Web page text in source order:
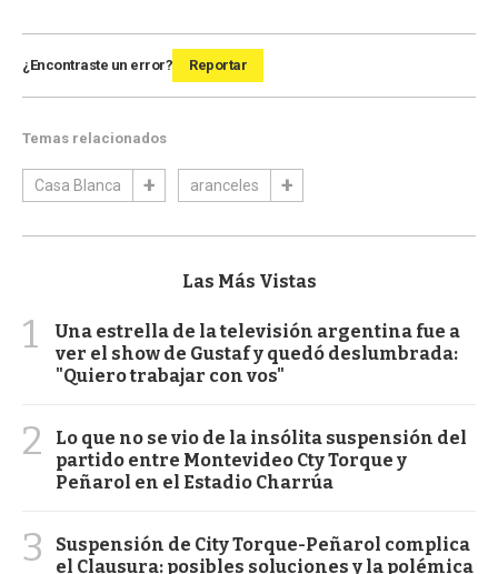
¿Encontraste un error? Reportar
Temas relacionados
Casa Blanca aranceles
Las Más Vistas
1
Una estrella de la televisión argentina fue a
ver el show de Gustaf y quedó deslumbrada:
"Quiero trabajar con vos"
2
Lo que no se vio de la insólita suspensión del
partido entre Montevideo Cty Torque y
Peñarol en el Estadio Charrúa
3
Suspensión de City Torque-Peñarol complica
el Clausura: posibles soluciones y la polémica